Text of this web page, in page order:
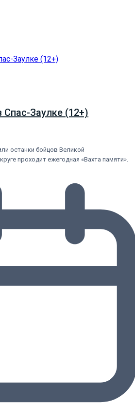
Спас-Заулке (12+)
останки бойцов Великой
проходит ежегодная «Вахта памяти».